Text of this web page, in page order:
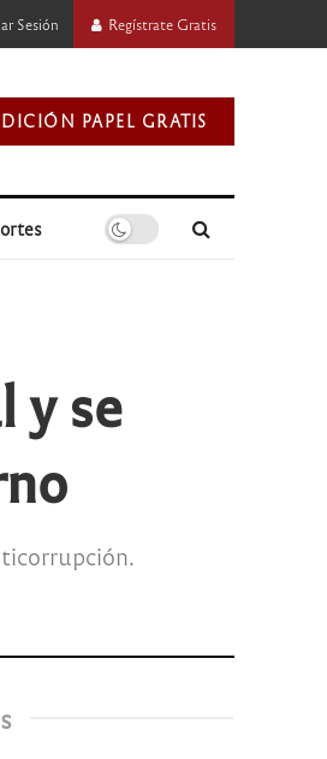
Sesión Regístrate Gratis
PAPEL GRATIS
y se